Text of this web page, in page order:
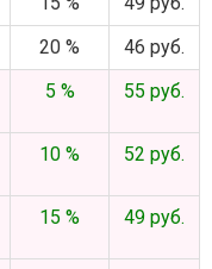
20 %
46 руб.
5 % 55 руб.
10 % 52 руб.
15 % 49 руб.